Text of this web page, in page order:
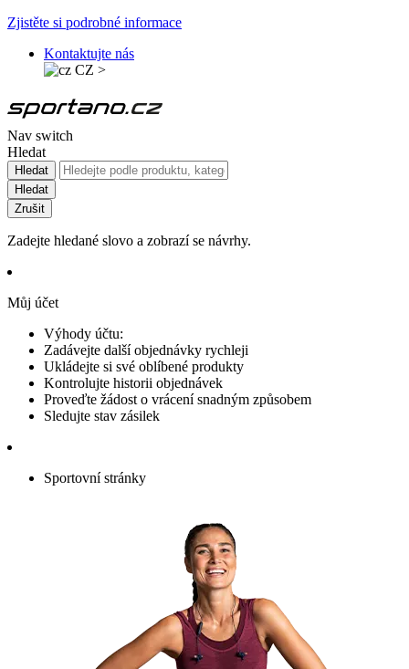
Zjistěte si podrobné informace
Kontaktujte nás
CZ >
Nav switch
Hledat
Hledat
Hledat
Zrušit
Zadejte hledané slovo a zobrazí se návrhy.
Můj účet
Výhody účtu:
Zadávejte další objednávky rychleji
Ukládejte si své oblíbené produkty
Kontrolujte historii objednávek
Proveďte žádost o vrácení snadným způsobem
Sledujte stav zásilek
Sportovní stránky